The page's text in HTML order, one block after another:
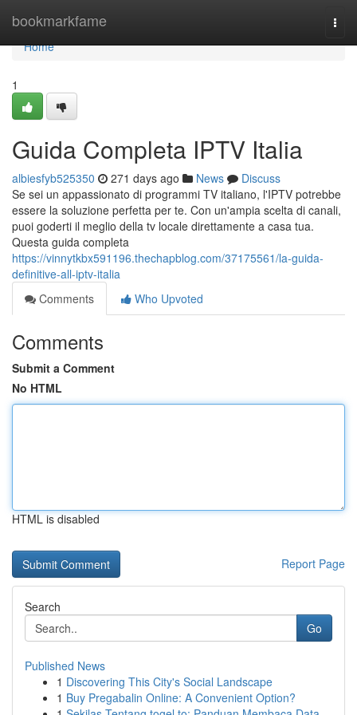
bookmarkfame
Home
Home
1
Guida Completa IPTV Italia
albiesfyb525350 271 days ago News
Discuss
Se sei un appassionato di programmi TV italiano, l'IPTV potrebbe
essere la soluzione perfetta per te. Con un'ampia scelta di canali,
puoi goderti il meglio della tv locale direttamente a casa tua.
Questa guida completa
https://vinnytkbx591196.thechapblog.com/37175561/la-guida-
definitive-all-iptv-italia
Comments
Who Upvoted
Comments
Submit a Comment
No HTML
HTML is disabled
Report Page
Search
Go
Published News
1 Discovering This City's Social Landscape
1 Buy Pregabalin Online: A Convenient Option?